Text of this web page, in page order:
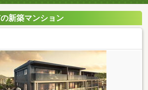
新築マンション